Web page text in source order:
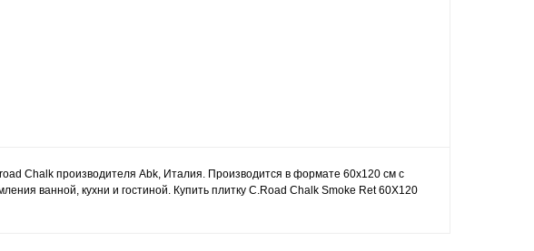
Chalk производителя Abk, Италия. Производится в формате 60x120 см с
ванной, кухни и гостиной. Купить плитку C.Road Chalk Smoke Ret 60Х120